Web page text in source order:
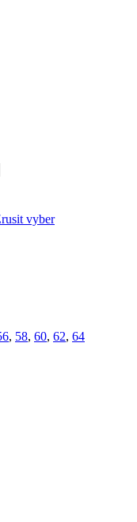
vyber
, 58, 60, 62, 64